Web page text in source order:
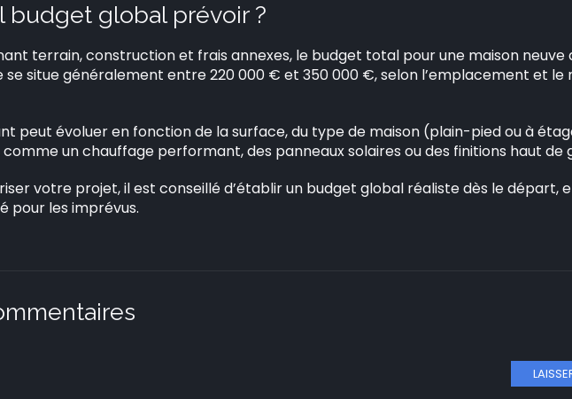
budget global prévoir ?
terrain, construction et frais annexes, le budget total pour une maison neuve
se situe généralement entre 220 000 € et 350 000 €, selon l’emplacement et le
peut évoluer en fonction de la surface, du type de maison (plain-pied ou à
comme un chauffage performant, des panneaux solaires ou des finitions haut de
votre projet, il est conseillé d’établir un budget global réaliste dès le départ,
pour les imprévus.